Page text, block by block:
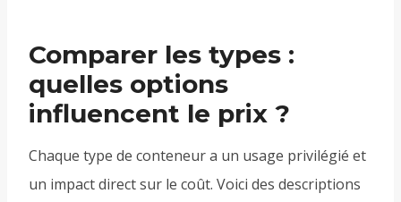
Comparer les types :
quelles options
influencent le prix ?
Chaque type de conteneur a un usage privilégié et
un impact direct sur le coût. Voici des descriptions